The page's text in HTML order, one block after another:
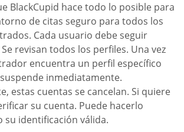
BlackCupid hace todo lo posible para
de citas seguro para todos los
Cada usuario debe seguir
revisan todos los perfiles. Una vez
encuentra un perfil específico
inmediatamente.
estas cuentas se cancelan. Si quiere
su cuenta. Puede hacerlo
identificación válida.